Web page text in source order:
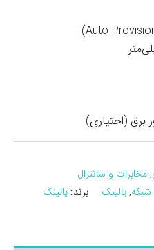
,مخابرات و سانترال
,یالینک برند: یالینک